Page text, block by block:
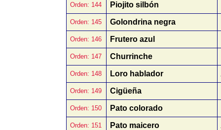
Orden: 144 Piojito silbón
Orden: 145 Golondrina negra
Orden: 146 Frutero azul
Orden: 147 Churrinche
Orden: 148 Loro hablador
Orden: 149 Cigüeña
Orden: 150 Pato colorado
Orden: 151 Pato maicero